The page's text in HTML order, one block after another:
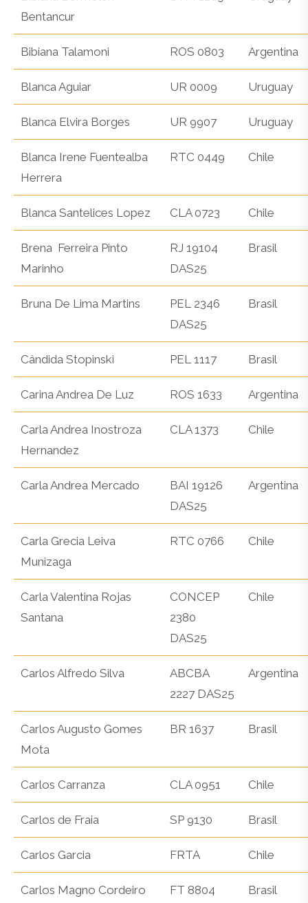
Bentancur
Bibiana Talamoni ROS 0803 Argentina
Blanca Aguiar UR 0009 Uruguay
Blanca Elvira Borges UR 9907 Uruguay
Blanca Irene Fuentealba
Herrera
RTC 0449 Chile
Blanca Santelices Lopez CLA 0723 Chile
Brena Ferreira Pinto
Marinho
RJ 19104
DAS25
Brasil
Bruna De Lima Martins
PEL 2346
DAS25
Brasil
Cândida Stopinski PEL 1117 Brasil
Carina Andrea De Luz ROS 1633 Argentina
Carla Andrea Inostroza
Hernandez
CLA 1373 Chile
Carla Andrea Mercado
BAI 19126
DAS25
Argentina
Carla Grecia Leiva
Munizaga
RTC 0766 Chile
Carla Valentina Rojas
Santana
CONCEP
2380
DAS25
Chile
Carlos Alfredo Silva
ABCBA
2227 DAS25
Argentina
Carlos Augusto Gomes
Mota
BR 1637 Brasil
Carlos Carranza CLA 0951 Chile
Carlos de Fraia SP 9130 Brasil
Carlos Garcia FRTA Chile
Carlos Magno Cordeiro FT 8804 Brasil